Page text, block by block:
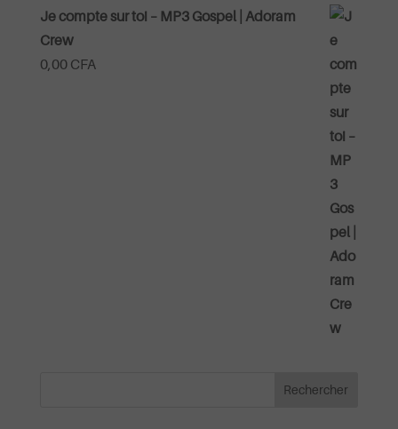
Je compte sur toi – MP3 Gospel | Adoram
Crew
0,00 CFA